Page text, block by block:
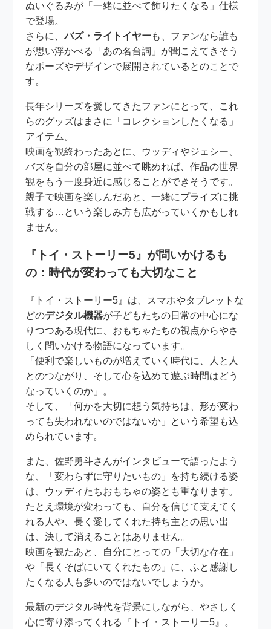
ぬいぐるみが「一緒に並べて飾りたくなる」仕様
で登場。
さらに、バズ・ライトイヤーも、ファンなら誰も
が思い浮かべる「あの名台詞」が聞こえてきそう
なポーズやデザインで展開されているとのことで
す。
長年シリーズを愛してきたファンにとって、これ
らのグッズはまさに「コレクションしたくなる」
アイテム。
映画を観終わったあとに、ウッディやジェシー、
バズを自分の部屋に並べて眺めれば、作品の世界
観をもう一度身近に感じることができそうです。
親子で映画を楽しんだあと、一緒にプライズに挑
戦する…という楽しみ方も広がっていくかもしれ
ません。
『トイ・ストーリー5』が問いかけるも
の：時代が変わっても大切なこと
『トイ・ストーリー5』は、スマホやタブレットな
どのデジタル機器が子どもたちの日常の中心にな
りつつある現代に、おもちゃたちの視点からやさ
しく問いかける物語になっています。
「便利で楽しいものが増えていく時代に、人と人
とのつながり、そして心を込めて遊ぶ時間はどう
なっていくのか」。
そして、「何かを大切に想う気持ちは、形が変わ
っても失われないのではないか」という希望も込
められています。
また、佐野勇斗さんがインタビューで語ったよう
な、「変わらずに守りたいもの」を持ち続ける姿
は、ウッディたちおもちゃの姿とも重なります。
たとえ環境が変わっても、自分を信じて支えてく
れる人や、長く愛してくれた持ち主との思い出
は、決して消えることはありません。
映画を観たあと、自分にとっての「大切な存在」
や「長くそばにいてくれたもの」に、ふと感謝し
たくなる人も多いのではないでしょうか。
最新のデジタル時代を背景にしながら、やさしく
心に寄り添ってくれる『トイ・ストーリー5』。